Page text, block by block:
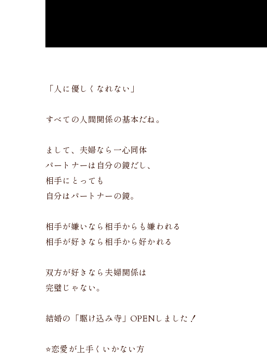
「人に優しくなれない」
すべての人間関係の基本だね。
まして、夫婦なら一心同体
パートナーは自分の鏡だし、
相手にとっても
自分はパートナーの鏡。
相手が嫌いなら相手からも嫌われる
相手が好きなら相手から好かれる
双方が好きなら夫婦関係は
完璧じゃない。
結婚の「駆け込み寺」OPENしました！
⭐️恋愛が上手くいかない方